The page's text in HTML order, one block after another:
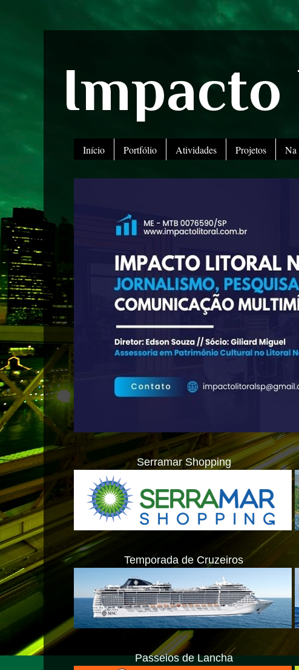
Início Portfólio Atividades Projetos Na
Serramar Shopping
Temporada de Cruzeiros
Passeios de Lancha